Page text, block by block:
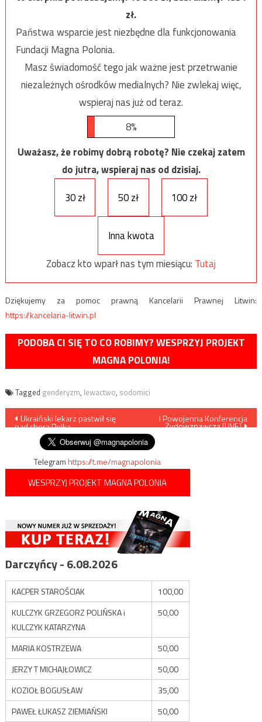
zł.
Państwa wsparcie jest niezbędne dla funkcjonowania
Fundacji Magna Polonia.
Masz świadomość tego jak ważne jest przetrwanie
niezależnych ośrodków medialnych? Nie zwlekaj więc,
wspieraj nas już od teraz.
8%
Uważasz, że robimy dobrą robotę? Nie czekaj zatem
do jutra, wspieraj nas od dzisiaj.
30 zł
50 zł 100 zł
Inna kwota
Zobacz kto wparł nas tym miesiącu: Tutaj
Dziękujemy za pomoc prawną Kancelarii Prawnej Litwin:
https://kancelaria-litwin.pl
PODOBA CI SIĘ TO CO ROBIMY? WESPRZYJ PROJEKT
MAGNA POLONIA!
Tagged genderyzm, lewactwo, sodomici
Nawigacja
wpisu
Ukraiński lekarz pastwił się
nad chorą Polką
I Powojenna Konferencja
Żydowznawcza [LIVE]
Telegramhttps://t.me/magnapolonia
WESPRZYJ PROJEKT MAGNA POLONIA
Darczyńcy - 6.08.2026
KACPER STAROŚCIAK
100,00
KULCZYK GRZEGORZ POLIŃSKA i
KULCZYK KATARZYNA
50,00
MARIA KOSTRZEWA
50,00
JERZY T MICHAJŁOWICZ
50,00
KOZIOŁ BOGUSŁAW
35,00
PAWEŁ ŁUKASZ ZIEMIAŃSKI
50,00